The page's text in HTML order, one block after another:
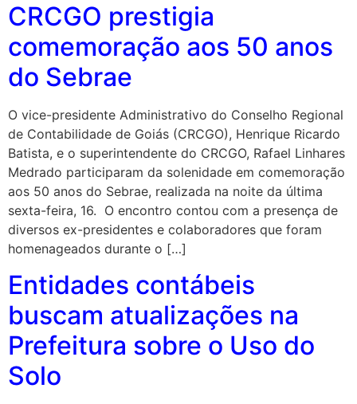
CRCGO prestigia
comemoração aos 50 anos
do Sebrae
O vice-presidente Administrativo do Conselho Regional
de Contabilidade de Goiás (CRCGO), Henrique Ricardo
Batista, e o superintendente do CRCGO, Rafael Linhares
Medrado participaram da solenidade em comemoração
aos 50 anos do Sebrae, realizada na noite da última
sexta-feira, 16. O encontro contou com a presença de
diversos ex-presidentes e colaboradores que foram
homenageados durante o […]
Entidades contábeis
buscam atualizações na
Prefeitura sobre o Uso do
Solo